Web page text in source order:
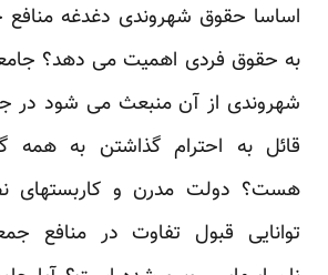
اساسا حقوق شهروندی دغدغه منافع
به حقوق فردی اهمیت می دهد؟
شهروندی از آن منبعث می شود در
قائل به احترام گذاشتن به همه
هست؟ دولت مدرن و کاربستهای
توانایی قبول تفاوت در منافع